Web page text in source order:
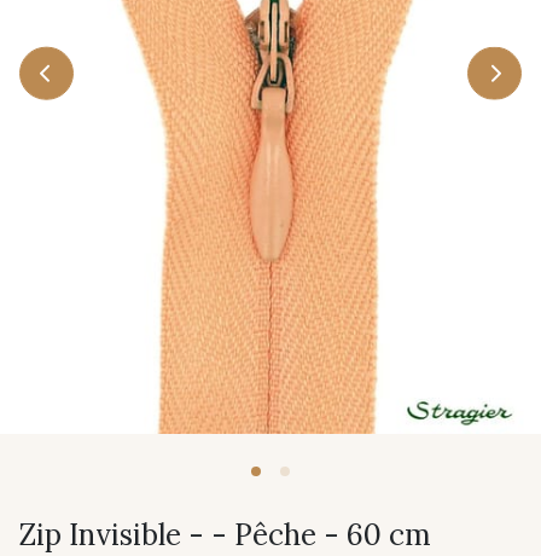
Zip Invisible - - Pêche - 60 cm